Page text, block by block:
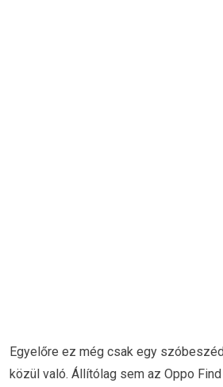
Egyelőre ez még csak egy
közül való. Állítólag sem az Oppo